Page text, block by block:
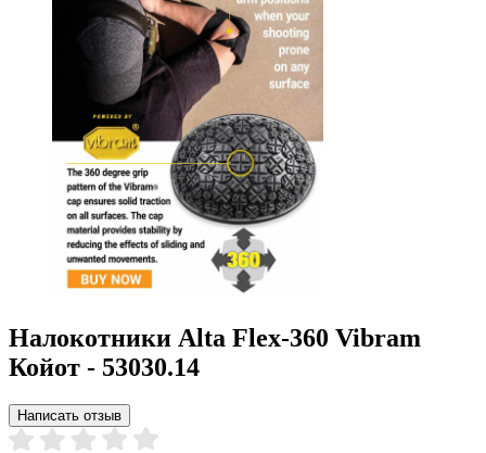
Налокотники Alta Flex-360 Vibram
Койот - 53030.14
Написать отзыв